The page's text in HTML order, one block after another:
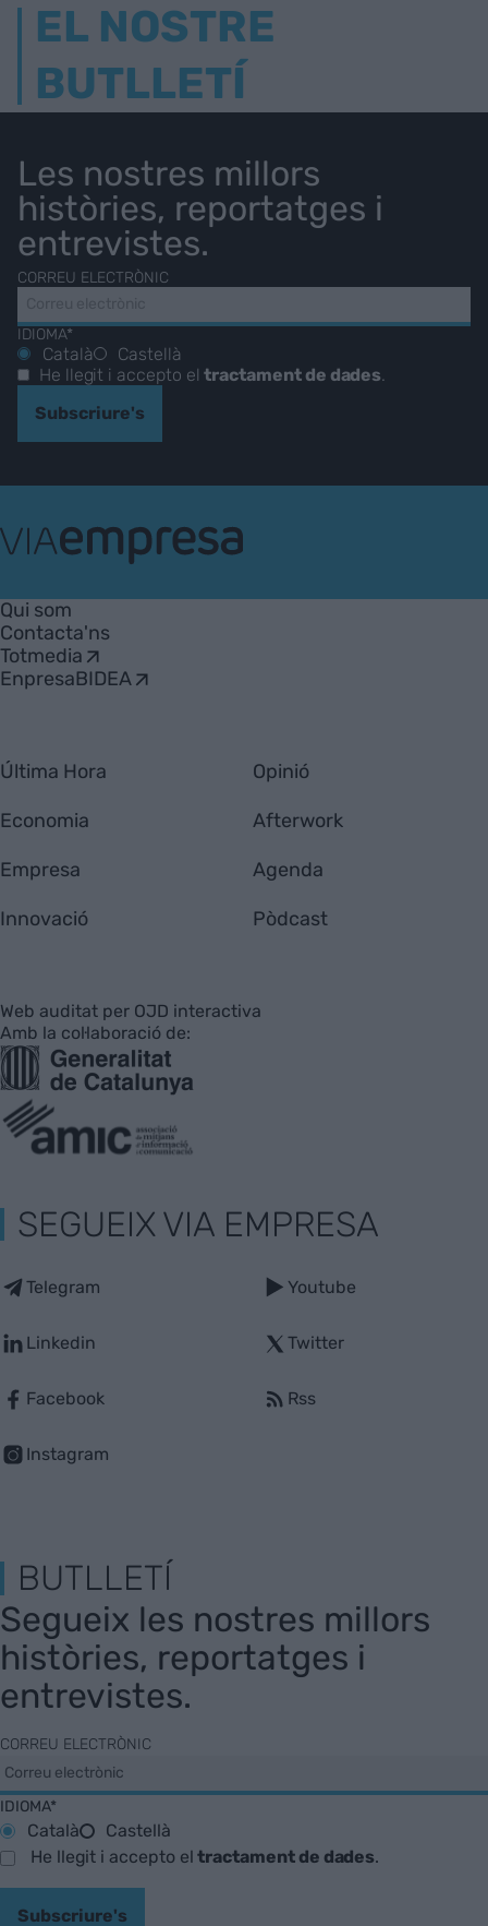
EL NOSTRE
BUTLLETÍ
Les nostres millors
històries, reportatges i
entrevistes.
CORREU ELECTRÒNIC
IDIOMA*
Català
Castellà
He llegit i accepto eltractament de dades.
Subscriure's
Empresa
Qui som
Contacta'ns
Totmedia
EnpresaBIDEA
Última Hora
Economia
Empresa
Innovació
Opinió
Afterwork
Agenda
Pòdcast
Web auditat per OJD interactiva
Amb la col·laboració de:
SEGUEIX VIA EMPRESA
Telegram
Linkedin
Facebook
Instagram
Youtube
Twitter
Rss
BUTLLETÍ
Segueix les nostres millors
històries, reportatges i
entrevistes.
CORREU ELECTRÒNIC
IDIOMA*
Català
Castellà
He llegit i accepto eltractament de dades.
Subscriure's